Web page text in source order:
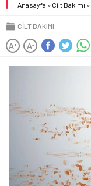
Anasayfa » Cilt Bakımı »
CILT BAKIMI
A+ A-